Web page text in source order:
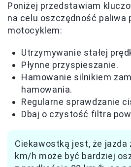
Poniżej przedstawiam
na celu oszczędność paliwa
motocyklem:
Utrzymywanie stałej
Płynne przyspieszanie.
Hamowanie silnikiem
hamowania.
Regularne sprawdzanie
Dbaj o czystość filtra
Ciekawostką jest, że jazda
km/h może być bardziej